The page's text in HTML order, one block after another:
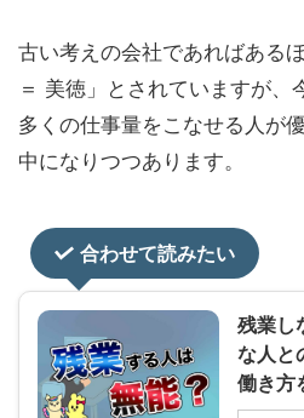
古い考えの会社であればある
＝ 美徳」とされていますが、
多くの仕事量をこなせる人が
中になりつつあります。
合わせて読みたい
残業し
な人と
働き方